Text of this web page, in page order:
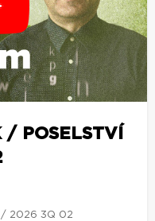
/ POSELSTVÍ
/ 2026 3Q 02